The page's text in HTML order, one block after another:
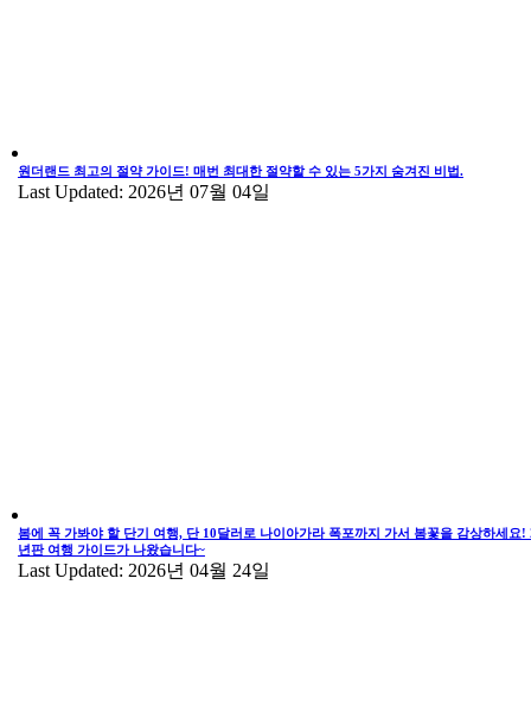
원더랜드 최고의 절약 가이드! 매번 최대한 절약할 수 있는 5가지 숨겨진 비법.
Last Updated: 2026년 07월 04일
봄에 꼭 가봐야 할 단기 여행, 단 10달러로 나이아가라 폭포까지 가서 봄꽃을 감상하세요!
년판 여행 가이드가 나왔습니다~
Last Updated: 2026년 04월 24일